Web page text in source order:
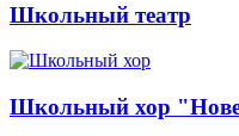
Школьный театр
Школьный хор